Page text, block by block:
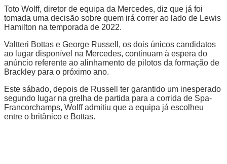
Toto Wolff, diretor de equipa da Mercedes, diz que já foi
tomada uma decisão sobre quem irá correr ao lado de Lewis
Hamilton na temporada de 2022.
Valtteri Bottas e George Russell, os dois únicos candidatos
ao lugar disponível na Mercedes, continuam à espera do
anúncio referente ao alinhamento de pilotos da formação de
Brackley para o próximo ano.
Este sábado, depois de Russell ter garantido um inesperado
segundo lugar na grelha de partida para a corrida de Spa-
Francorchamps, Wolff admitiu que a equipa já escolheu
entre o britânico e Bottas.